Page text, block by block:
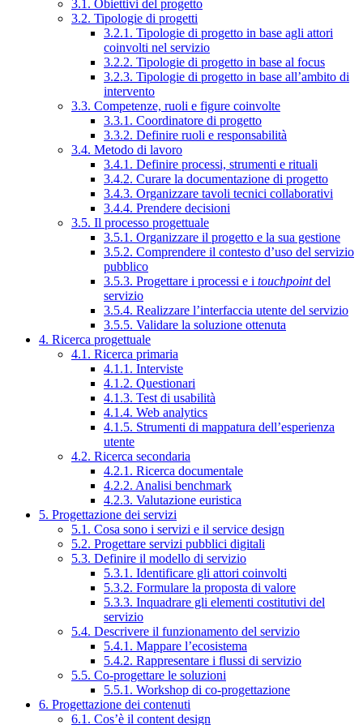
3.1. Obiettivi del progetto
3.2. Tipologie di progetti
3.2.1. Tipologie di progetto in base agli attori
coinvolti nel servizio
3.2.2. Tipologie di progetto in base al focus
3.2.3. Tipologie di progetto in base all’ambito di
intervento
3.3. Competenze, ruoli e figure coinvolte
3.3.1. Coordinatore di progetto
3.3.2. Definire ruoli e responsabilità
3.4. Metodo di lavoro
3.4.1. Definire processi, strumenti e rituali
3.4.2. Curare la documentazione di progetto
3.4.3. Organizzare tavoli tecnici collaborativi
3.4.4. Prendere decisioni
3.5. Il processo progettuale
3.5.1. Organizzare il progetto e la sua gestione
3.5.2. Comprendere il contesto d’uso del servizio
pubblico
3.5.3. Progettare i processi e i touchpointdel
servizio
3.5.4. Realizzare l’interfaccia utente del servizio
3.5.5. Validare la soluzione ottenuta
4. Ricerca progettuale
4.1. Ricerca primaria
4.1.1. Interviste
4.1.2. Questionari
4.1.3. Test di usabilità
4.1.4. Web analytics
4.1.5. Strumenti di mappatura dell’esperienza
utente
4.2. Ricerca secondaria
4.2.1. Ricerca documentale
4.2.2. Analisi benchmark
4.2.3. Valutazione euristica
5. Progettazione dei servizi
5.1. Cosa sono i servizi e il service design
5.2. Progettare servizi pubblici digitali
5.3. Definire il modello di servizio
5.3.1. Identificare gli attori coinvolti
5.3.2. Formulare la proposta di valore
5.3.3. Inquadrare gli elementi costitutivi del
servizio
5.4. Descrivere il funzionamento del servizio
5.4.1. Mappare l’ecosistema
5.4.2. Rappresentare i flussi di servizio
5.5. Co-progettare le soluzioni
5.5.1. Workshop di co-progettazione
6. Progettazione dei contenuti
6.1. Cos’è il content design